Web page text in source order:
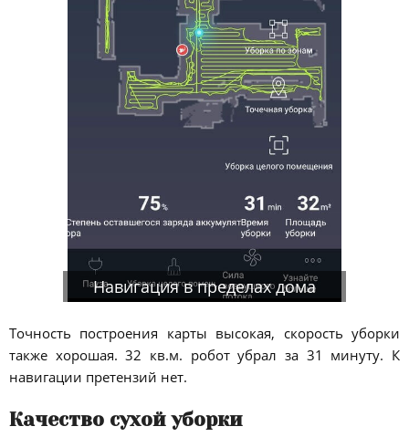
Навигация в пределах дома
Точность построения карты высокая, скорость уборки
также хорошая. 32 кв.м. робот убрал за 31 минуту. К
навигации претензий нет.
Качество сухой уборки